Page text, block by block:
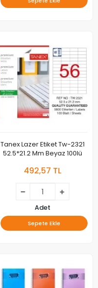
Tanex Lazer Etiket Tw-2321
52.5*21.2 Mm Beyaz 100lü
492,57 TL
Adet
Sepete Ekle